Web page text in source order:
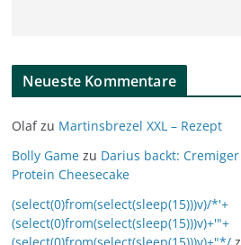
Neueste Kommentare
Olafzu Martinsbrezel XXL – Rezept
Bolly Game zu Darius backt:
Protein Cheesecake
(select(0)from(select(sleep(15)))v)/*'+
(select(0)from(select(sleep(15)))v)+'"+